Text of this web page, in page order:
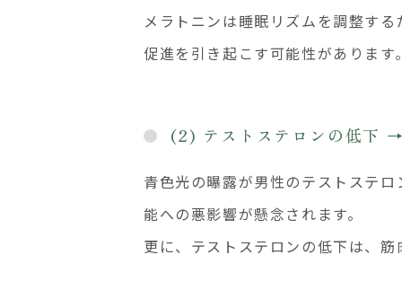
メラトニンは睡眠リズムを調整す
促進を引き起こす可能性があります
(2) テストステロンの低下
青色光の曝露が男性のテストステ
能への悪影響が懸念されます。
更に、テストステロンの低下は、